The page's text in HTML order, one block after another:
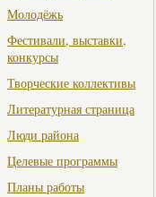
Молодёжь
Фестивали, выставки,
конкурсы
Творческие коллективы
Литературная страница
Люди района
Целевые программы
Планы работы